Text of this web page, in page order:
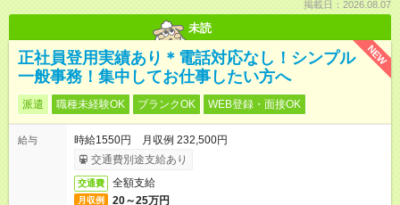
掲載日：2026.08.07
未読
NEW
正社員登用実績あり＊電話対応なし！シンプル
一般事務！集中してお仕事したい方へ
派遣 職種未経験OK ブランクOK WEB登録・面接OK
給与
時給1550円 月収例 232,500円
交通費別途支給あり
交通費 全額支給
月収例 20～25万円